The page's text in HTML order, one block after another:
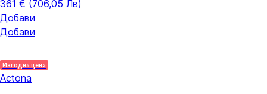
361 € (706,05 Лв)
Добави
Добави
Изгодна цена
Actona